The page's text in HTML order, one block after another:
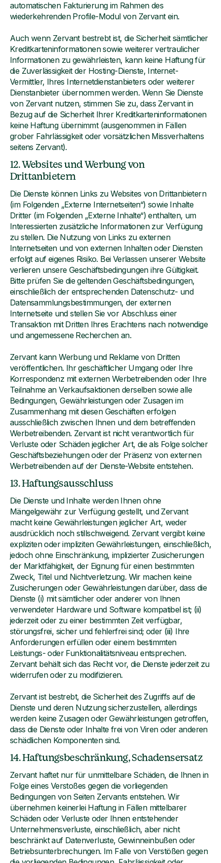
automatischen Fakturierung im Rahmen des
wiederkehrenden Profile-Modul von Zervant ein.
Auch wenn Zervant bestrebt ist, die Sicherheit sämtlicher
Kreditkarteninformationen sowie weiterer vertraulicher
Informationen zu gewährleisten, kann keine Haftung für
die Zuverlässigkeit der Hosting-Dienste, Internet-
Vermittler, Ihres Internetdienstanbieters oder weiterer
Dienstanbieter übernommen werden. Wenn Sie Dienste
von Zervant nutzen, stimmen Sie zu, dass Zervant in
Bezug auf die Sicherheit Ihrer Kreditkarteninformationen
keine Haftung übernimmt (ausgenommen in Fällen
grober Fahrlässigkeit oder vorsätzlichen Missverhaltens
seitens Zervant).
12. Websites und Werbung von
Drittanbietern
Die Dienste können Links zu Websites von Drittanbietern
(im Folgenden „Externe Internetseiten“) sowie Inhalte
Dritter (im Folgenden „Externe Inhalte“) enthalten, um
Interessierten zusätzliche Informationen zur Verfügung
zu stellen. Die Nutzung von Links zu externen
Internetseiten und von externen Inhalten oder Diensten
erfolgt auf eigenes Risiko. Bei Verlassen unserer Website
verlieren unsere Geschäftsbedingungen ihre Gültigkeit.
Bitte prüfen Sie die geltenden Geschäftsbedingungen,
einschließlich der entsprechenden Datenschutz- und
Datensammlungsbestimmungen, der externen
Internetseite und stellen Sie vor Abschluss einer
Transaktion mit Dritten Ihres Erachtens nach notwendige
und angemessene Recherchen an.
Zervant kann Werbung und Reklame von Dritten
veröffentlichen. Ihr geschäftlicher Umgang oder Ihre
Korrespondenz mit externen Werbetreibenden oder Ihre
Teilnahme an Verkaufsaktionen derselben sowie alle
Bedingungen, Gewährleistungen oder Zusagen im
Zusammenhang mit diesen Geschäften erfolgen
ausschließlich zwischen Ihnen und dem betreffenden
Werbetreibenden. Zervant ist nicht verantwortlich für
Verluste oder Schäden jeglicher Art, die als Folge solcher
Geschäftsbeziehungen oder der Präsenz von externen
Werbetreibenden auf der Dienste-Website entstehen.
13. Haftungsausschluss
Die Dienste und Inhalte werden Ihnen ohne
Mängelgewähr zur Verfügung gestellt, und Zervant
macht keine Gewährleistungen jeglicher Art, weder
ausdrücklich noch stillschweigend. Zervant vergibt keine
expliziten oder impliziten Gewährleistungen, einschließlich,
jedoch ohne Einschränkung, implizierter Zusicherungen
der Marktfähigkeit, der Eignung für einen bestimmten
Zweck, Titel und Nichtverletzung. Wir machen keine
Zusicherungen oder Gewährleistungen darüber, dass die
Dienste (i) mit sämtlicher oder anderer von Ihnen
verwendeter Hardware und Software kompatibel ist; (ii)
jederzeit oder zu einer bestimmten Zeit verfügbar,
störungsfrei, sicher und fehlerfrei sind; oder (iii) Ihre
Anforderungen erfüllen oder einem bestimmten
Leistungs- oder Funktionalitätsniveau entsprechen.
Zervant behält sich das Recht vor, die Dienste jederzeit zu
widerrufen oder zu modifizieren.
Zervant ist bestrebt, die Sicherheit des Zugriffs auf die
Dienste und deren Nutzung sicherzustellen, allerdings
werden keine Zusagen oder Gewährleistungen getroffen,
dass die Dienste oder Inhalte frei von Viren oder anderen
schädlichen Komponenten sind.
14. Haftungsbeschränkung, Schadensersatz
Zervant haftet nur für unmittelbare Schäden, die Ihnen in
Folge eines Verstoßes gegen die vorliegenden
Bedingungen von Seiten Zervants entstehen. Wir
übernehmen keinerlei Haftung in Fällen mittelbarer
Schäden oder Verluste oder Ihnen entstehender
Unternehmensverluste, einschließlich, aber nicht
beschränkt auf Datenverluste, Gewinneinbußen oder
Betriebsunterbrechungen. Im Falle von Verstößen gegen